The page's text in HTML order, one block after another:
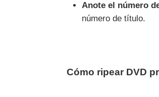
Anote el número
número de título.
Cómo ripear DVD